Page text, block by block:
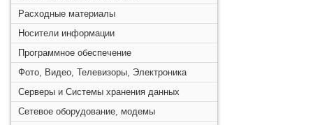
Расходные материалы
Носители информации
Программное обеспечение
Фото, Видео, Телевизоры, Электроника
Серверы и Системы хранения данных
Сетевое оборудование, модемы